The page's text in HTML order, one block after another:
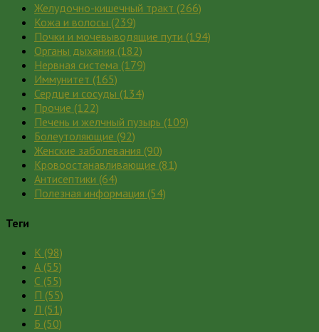
Желудочно-кишечный тракт (266)
Кожа и волосы (239)
Почки и мочевыводящие пути (194)
Органы дыхания (182)
Нервная система (179)
Иммунитет (165)
Сердце и сосуды (134)
Прочие (122)
Печень и желчный пузырь (109)
Болеутоляющие (92)
Женские заболевания (90)
Кровоостанавливающие (81)
Антисептики (64)
Полезная информация (54)
Теги
К (98)
А (55)
С (55)
П (55)
Л (51)
Б (50)